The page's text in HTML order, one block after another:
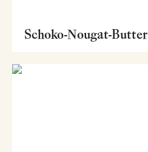
Schoko-Nougat-Butter